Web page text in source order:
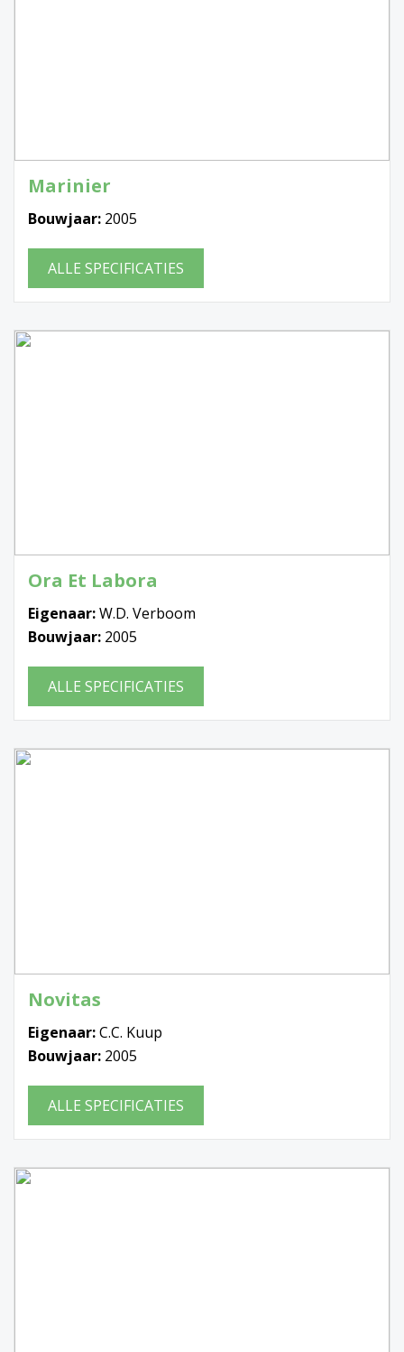
Marinier
Bouwjaar: 2005
ALLE SPECIFICATIES
Ora Et Labora
Eigenaar:W.D. Verboom
Bouwjaar: 2005
ALLE SPECIFICATIES
Novitas
Eigenaar:C.C. Kuup
Bouwjaar: 2005
ALLE SPECIFICATIES